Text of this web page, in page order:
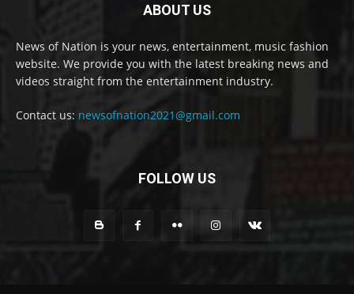
ABOUT US
News of Nation is your news, entertainment, music fashion
website. We provide you with the latest breaking news and
videos straight from the entertainment industry.
Contact us: newsofnation2021@gmail.com
FOLLOW US